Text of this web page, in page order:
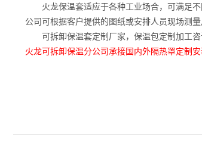
火龙保温套适应于各种工业场合，可满足不
公司可根据客户提供的图纸或安排人员现场测
可拆卸保温套定制厂家，保温包定制加工咨
火龙可拆卸保温分公司承接国内外隔热罩定制安